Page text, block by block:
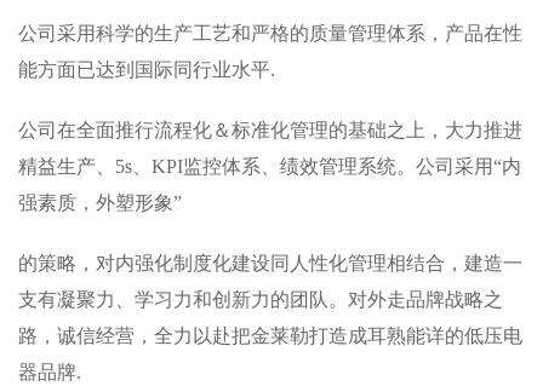
公司采用科学的生产工艺和严格的质量管理体系，产品在性
能方面已达到国际同行业水平.
公司在全面推行流程化＆标准化管理的基础之上，大力推进
精益生产、5s、KPI监控体系、绩效管理系统。公司采用“内
强素质，外塑形象”
的策略，对内强化制度化建设同人性化管理相结合，建造一
支有凝聚力、学习力和创新力的团队。对外走品牌战略之
路，诚信经营，全力以赴把金莱勒打造成耳熟能详的低压电
器品牌.